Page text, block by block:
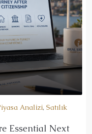
Analizi,Satılık
Essential Next